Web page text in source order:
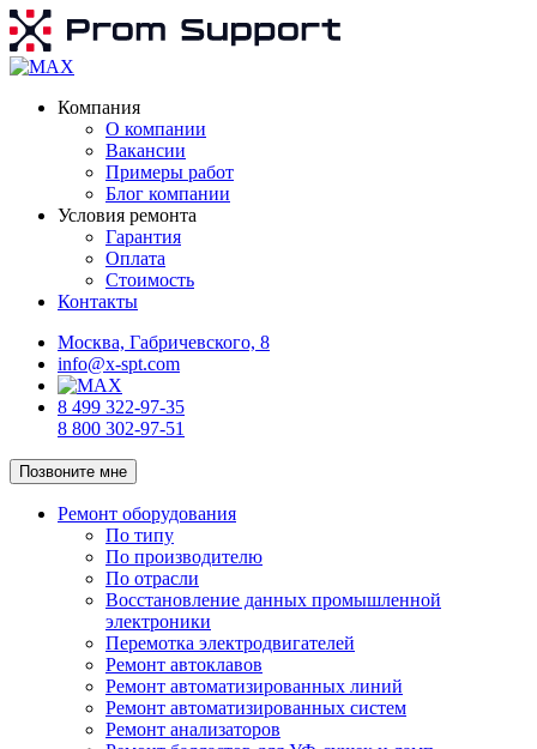
Компания
О компании
Вакансии
Примеры работ
Блог компании
Условия ремонта
Гарантия
Оплата
Стоимость
Контакты
Москва, Габричевского, 8
info@x-spt.com
8 499 322-97-35
8 800 302-97-51
Позвоните мне
Ремонт оборудования
По типу
По производителю
По отрасли
Восстановление данных промышленной
электроники
Перемотка электродвигателей
Ремонт автоклавов
Ремонт автоматизированных линий
Ремонт автоматизированных систем
Ремонт анализаторов